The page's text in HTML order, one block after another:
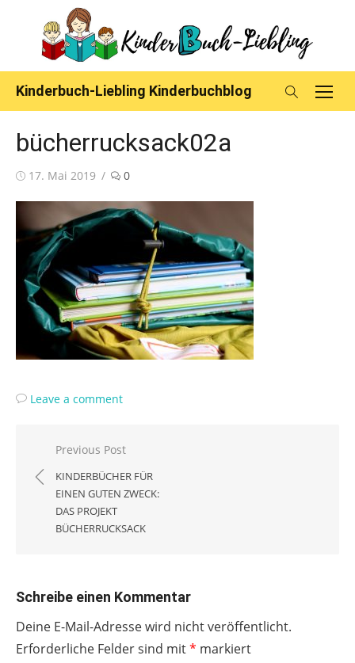
content
Kinderbuch-Liebling Kinderbuchblog
bücherrucksack02a
Posted
17. Mai 2019 0
Leave a comment
Beitragsnavigation
Previous Post
KINDERBÜCHER FÜR
EINEN GUTEN ZWECK:
DAS PROJEKT
BÜCHERRUCKSACK
Schreibe einen Kommentar
Deine E-Mail-Adresse wird nicht veröffentlicht.
Erforderliche Felder sind mit* markiert